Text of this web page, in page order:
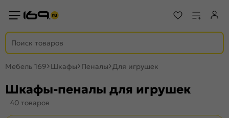
Мебель 169 Шкафы Пеналы Для игрушек
Шкафы-пеналы для игрушек
40 товаров